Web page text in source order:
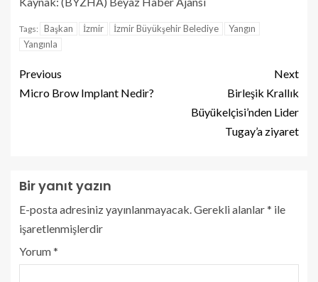
Tags: Başkan İzmir İzmir Büyükşehir Belediye
Yangın
Yangınla
Previous
Micro Brow Implant Nedir?
Next
Birleşik Krallık
Büyükelçisi’nden Lider
Tugay’a ziyaret
Bir yanıt yazın
E-posta adresiniz yayınlanmayacak. Gerekli alanlar* ile
işaretlenmişlerdir
Yorum*